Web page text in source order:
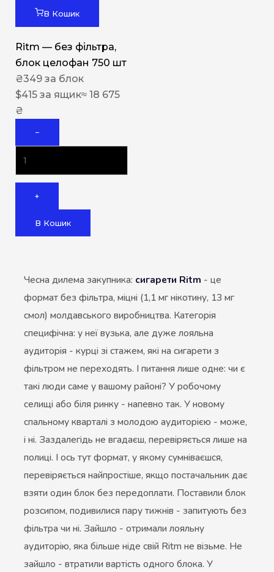
В Кошик
Ritm — без фільтра,
блок целофан 750 шт
₴349 за блок
$415 за ящик≈ 18 675
₴
−
+
В Кошик
Чесна дилема закупника: сигарети Ritm - це
формат без фільтра, міцні (1,1 мг нікотину, 13 мг
смол) молдавського виробництва. Категорія
специфічна: у неї вузька, але дуже лояльна
аудиторія - курці зі стажем, які на сигарети з
фільтром не переходять. І питання лише одне: чи є
такі люди саме у вашому районі? У робочому
селищі або біля ринку - напевно так. У новому
спальному кварталі з молодою аудиторією - може,
і ні. Заздалегідь не вгадаєш, перевіряється лише на
полиці. І ось тут формат, у якому сумніваєшся,
перевіряється найпростіше, якщо постачальник дає
взяти один блок без передоплати. Поставили блок
розсипом, подивилися пару тижнів - запитують без
фільтра чи ні. Зайшло - отримали лояльну
аудиторію, яка більше ніде свій Ritm не візьме. Не
зайшло - втратили вартість одного блока. У